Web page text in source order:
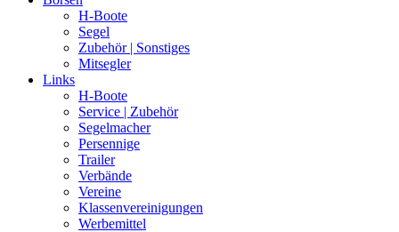
H-Boote
Segel
Zubehör | Sonstiges
Mitsegler
Links
H-Boote
Service | Zubehör
Segelmacher
Persennige
Trailer
Verbände
Vereine
Klassenvereinigungen
Werbemittel